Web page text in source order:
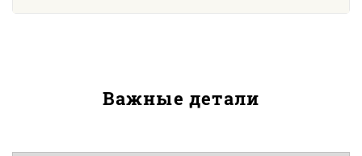
Важные детали